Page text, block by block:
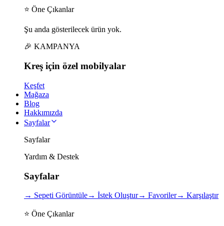
⭐ Öne Çıkanlar
Şu anda gösterilecek ürün yok.
🎉 KAMPANYA
Kreş için özel mobilyalar
Keşfet
Mağaza
Blog
Hakkımızda
Sayfalar
Sayfalar
Yardım & Destek
Sayfalar
→ Sepeti Görüntüle→ İstek Oluştur→ Favoriler→ Karşılaştır
⭐ Öne Çıkanlar